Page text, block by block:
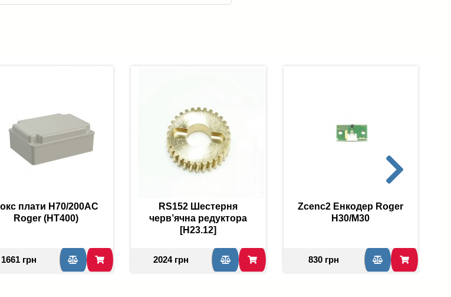
плати H70/200AC
Roger (HT400)
1661 грн
RS152 Шестерня
черв’ячна редуктора
[H23.12]
2024 грн
Zcenc2 Енкодер Roger
H30/M30
830 грн